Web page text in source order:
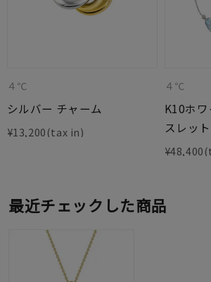
４℃
シルバー チャーム
¥13,200
４℃
K10ホ
スレット
¥48,400
最近チェックした商品